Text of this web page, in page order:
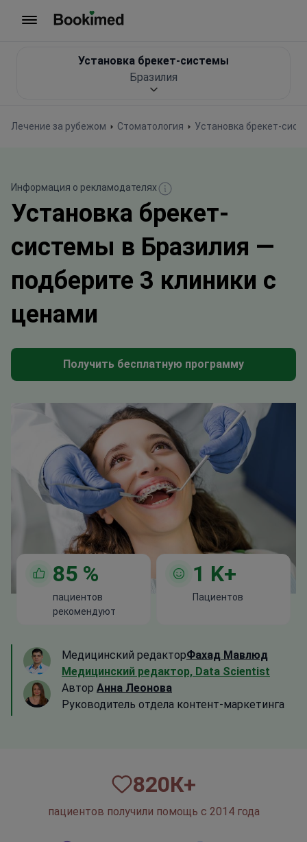
Лечение за рубежом Стоматология Установка брекет-
Установка брекет-системы
Бразилия
Информация о рекламодателях
Установка брекет-
системы в Бразилия —
подберите 3 клиники с
ценами
Получить бесплатную программу
85 %
пациентов
рекомендуют
1 K+
Пациентов
Медицинский редакторФахад Мавлюд
Медицинский редактор, Data Scientist
Автор Анна Леонова
Руководитель отдела контент-маркетинга
820К+
пациентов получили помощь с 2014 года